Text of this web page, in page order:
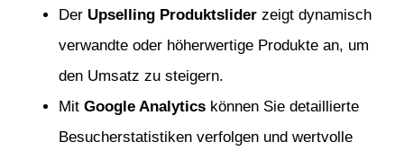
Der Upselling Produktslider zeigt dynamisch
verwandte oder höherwertige Produkte an, um
den Umsatz zu steigern.
Mit Google Analytics können Sie detaillierte
Besucherstatistiken verfolgen und wertvolle